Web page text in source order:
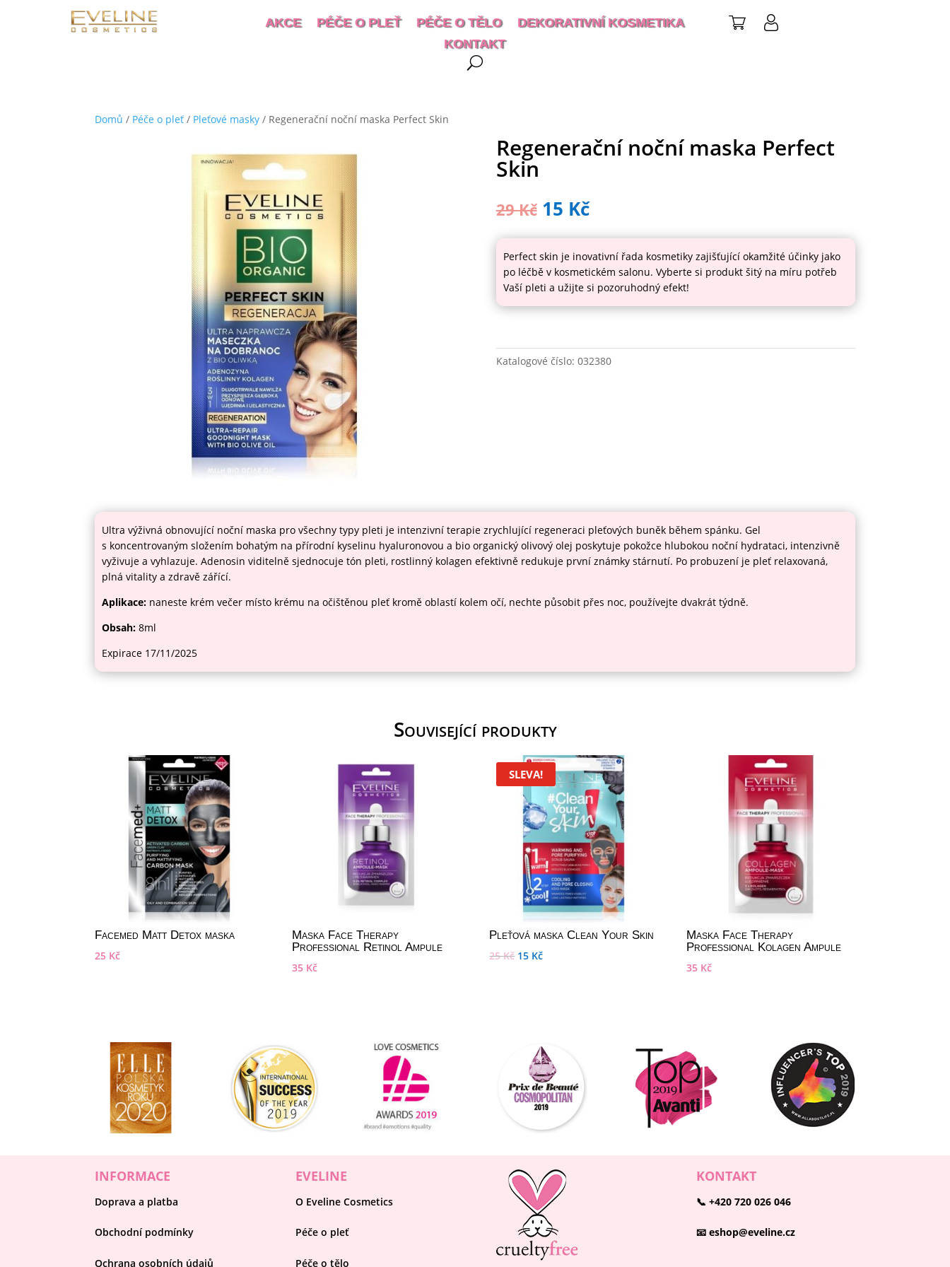
AKCE PÉČE O PLEŤ PÉČE O TĚLO
DEKORATIVNÍ KOSMETIKA
KONTAKT
Domů / Péče o pleť / Pleťové masky / Regenerační noční maska Perfect Skin
Regenerační noční maska Perfect
Skin
29Kč 15 Kč
Perfect skin je inovativní řada kosmetiky zajišťující okamžité účinky jako
po léčbě v kosmetickém salonu. Vyberte si produkt šitý na míru potřeb
Vaší pleti a užijte si pozoruhodný efekt!
Katalogové číslo: 032380
Ultra výživná obnovující noční maska pro všechny typy pleti je intenzivní terapie zrychlující regeneraci pleťových buněk během spánku. Gel
s koncentrovaným složením bohatým na přírodní kyselinu hyaluronovou a bio organický olivový olej poskytuje pokožce hlubokou noční hydrataci, intenzivně
vyživuje a vyhlazuje. Adenosin viditelně sjednocuje tón pleti, rostlinný kolagen efektivně redukuje první známky stárnutí. Po probuzení je pleť relaxovaná,
plná vitality a zdravě zářící.
Aplikace: naneste krém večer místo krému na očištěnou pleť kromě oblastí kolem očí, nechte působit přes noc, používejte dvakrát týdně.
Obsah: 8ml
Expirace 17/11/2025
Související produkty
Facemed Matt Detox maska
25 Kč
Maska Face Therapy
Professional Retinol Ampule
35 Kč
SLEVA!
Pleťová maska Clean Your Skin
25Kč 15 Kč
Maska Face Therapy
Professional Kolagen Ampule
35 Kč
INFORMACE
Doprava a platba
Obchodní podmínky
Ochrana osobních údajů
EVELINE
O Eveline Cosmetics
Péče o pleť
Péče o tělo
KONTAKT
📞 +420 720 026 046
📧 eshop@eveline.cz